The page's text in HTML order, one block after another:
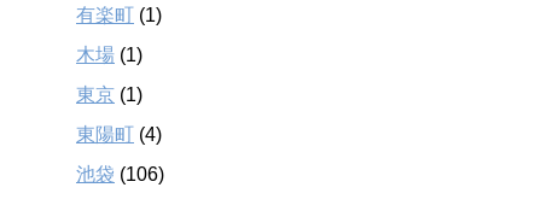
有楽町 (1)
木場 (1)
東京 (1)
東陽町 (4)
池袋 (106)